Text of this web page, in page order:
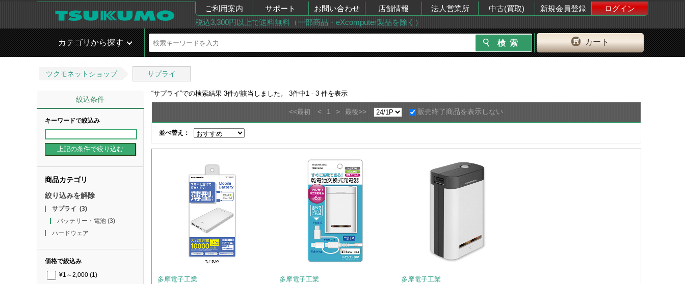
ご利用案内 サポート お問い合わせ 店舗情報 法人営業所 中古(買取) 新規会員登録
ログイン
税込3,300円以上で送料無料（一部商品・eXcomputer製品を除く）
カート
カテゴリから探す
ツクモネットショップ サプライ
絞込条件
キーワードで絞込み
商品カテゴリ
絞り込みを解除
サプライ (3)
バッテリー・電池(3)
ハードウェア
価格で絞込み
¥1～2,000 (1)
“サプライ”での検索結果 3件が該当しました。 3件中1 - 3 件を表示
<<最初 < 1 > 最後>> 販売終了商品を表示しない
並べ替え：
多摩電子工業
多摩電子工業
多摩電子工業